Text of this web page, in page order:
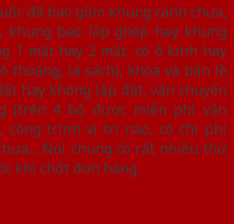
đã bao gồm khung cánh chưa,
khung bao lắp ghép hay khung
1 mặt hay 2 mặt, có ô kính hay
thoáng, lá sách), khóa và bản lề
hay không lắp đặt, vận chuyển
(trên 4 bộ được miễn phí vận
công trình vị trí nào, có chi phí
chung có rất nhiều thứ
khi chốt đơn hàng.